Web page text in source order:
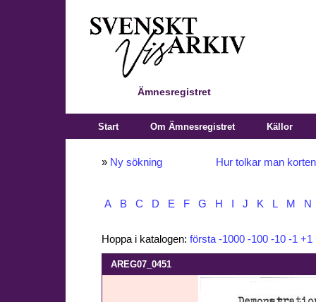
Ämnesregistret
Start Om Ämnesregistret Källor
» Ny sökning Hur tolkar man
A B C D E F G H J K L M N
Hoppa i katalogen: första -1000 -100 -10 -1 +1
AREG07_0451